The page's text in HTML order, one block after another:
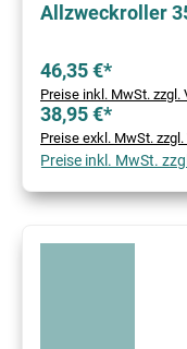
Allzweckroller
46,35 €*
Preise inkl. MwSt. zzgl.
38,95 €*
Preise exkl. MwSt.
Preise inkl. MwSt.